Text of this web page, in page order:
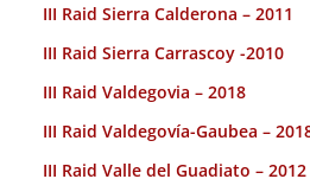
III Raid Sierra Calderona – 2011
III Raid Sierra Carrascoy -2010
III Raid Valdegovia – 2018
III Raid Valdegovía-Gaubea –
III Raid Valle del Guadiato – 2012